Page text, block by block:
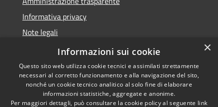
Informativa privacy
Note legali
Dichiarazione di accessibilità
Copyright © 2026 • Comune di
×
Informazioni sui cookie
Questo sito web utilizza cookie tecnici e assimilati strettamente
necessari al corretto funzionamento e alla navigazione del sito,
nonché un cookie tecnico analitico al solo fine di elaborare
informazioni statistiche, aggregate e anonime.
Per maggiori dettagli, può consultare la cookie policy al seguente link